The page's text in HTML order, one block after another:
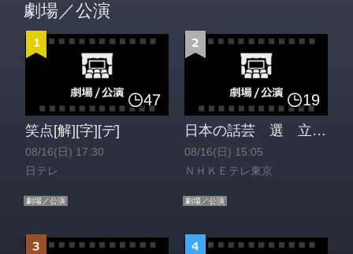
劇場／公演
47
笑点[解][字][デ]
08/16(日) 17:30
日テレ
劇場／公演
19
日本の話芸 選 立川談笑 落語「堀の内」[解][字]
08/16(日) 15:05
ＮＨＫＥテレ東京
劇場／公演